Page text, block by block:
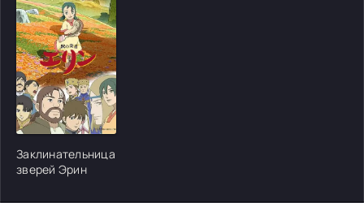
[/xfgiven_cvh_poster_urlcvh_poster_url]
Заклинательница
зверей Эрин